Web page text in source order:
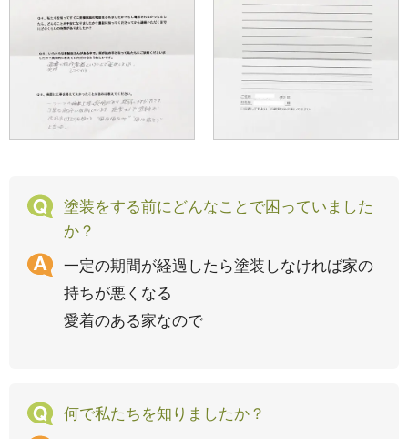
塗装をする前にどんなことで困っていました
か？
一定の期間が経過したら塗装しなければ家の
持ちが悪くなる
愛着のある家なので
何で私たちを知りましたか？